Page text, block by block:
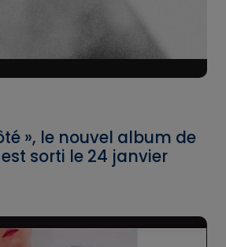
», le nouvel album de
sorti le 24 janvier